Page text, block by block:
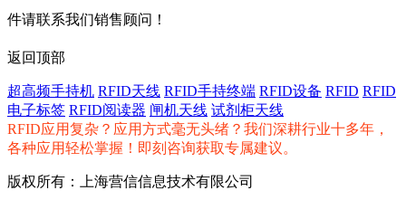
件请联系我们销售顾问！
返回顶部
超高频手持机 RFID天线 RFID手持终端 RFID设备 RFID RFID
电子标签 RFID阅读器 闸机天线 试剂柜天线
RFID应用复杂？应用方式毫无头绪？我们深耕行业十多年，
各种应用轻松掌握！即刻咨询获取专属建议。
版权所有：上海营信信息技术有限公司